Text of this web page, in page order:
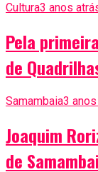
Cultura3 anos
Pela
de
Samambaia3
Joaquim
de